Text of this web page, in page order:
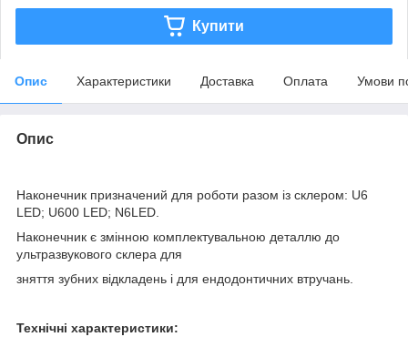
Купити
Опис Характеристики Доставка Оплата Умови
Опис
Наконечник призначений для роботи разом із склером: U6
LED; U600 LED; N6LED.
Наконечник є змінною комплектувальною деталлю до
ультразвукового склера для
зняття зубних відкладень і для ендодонтичних втручань.
Технічні характеристики: